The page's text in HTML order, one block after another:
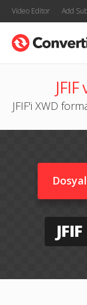
Video Editor Add
JFIF'i XWD
JFIF